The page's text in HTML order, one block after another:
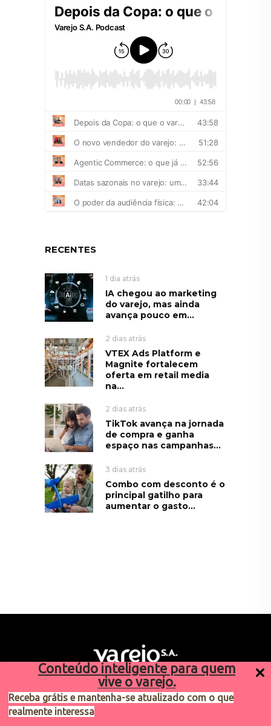
Conteúdo inteligente para quem
vive o varejo.
Receba grátis e mantenha-se atualizado com o que
realmente interessa
RECENTES
1 dia atrás
IA chegou ao marketing
do varejo, mas ainda
avança pouco em...
2 dias atrás
VTEX Ads Platform e
Magnite fortalecem
oferta em retail media
na...
2 dias atrás
TikTok avança na jornada
de compra e ganha
espaço nas campanhas...
3 dias atrás
Combo com desconto é o
principal gatilho para
aumentar o gasto...
Sugestões de pauta